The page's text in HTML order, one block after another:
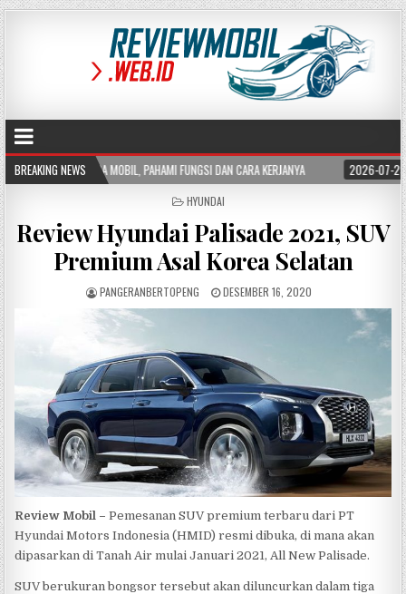
BREAKING NEWS
PAHAMI FUNGSI DAN CARA KERJANYA 2026-07-29 APA ITU BLIND SPOT
POSTED
HYUNDAI
Review Hyundai Palisade 2021, SUV
Premium Asal Korea Selatan
PANGERANBERTOPENG DESEMBER 16, 2020
Review Mobil –Pemesanan SUV premium terbaru dari PT
Hyundai Motors Indonesia (HMID) resmi dibuka, di mana akan
dipasarkan di Tanah Air mulai Januari 2021, All New Palisade.
SUV berukuran bongsor tersebut akan diluncurkan dalam tiga